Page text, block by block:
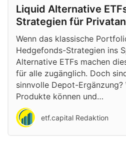
Liquid Alternative
Strategien für
Wenn das klassische
Hedgefonds-Strategien ins
Alternative ETFs machen
für alle zugänglich. Doch
sinnvolle Depot-
Produkte können und…
etf.capital Redaktion